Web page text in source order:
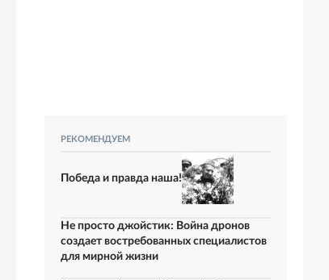
РЕКОМЕНДУЕМ
Победа и правда наша!
Не просто джойстик: Война дронов
создает востребованных специалистов
для мирной жизни